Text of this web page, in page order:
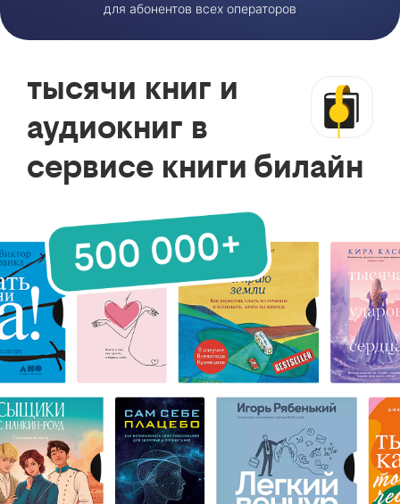
для абонентов всех операторов
тысячи книг и
аудиокниг в
сервисе книги билайн